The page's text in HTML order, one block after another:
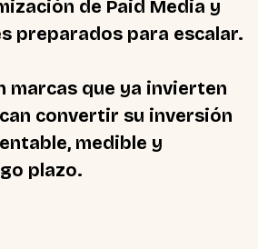
de Paid Media y
preparados para escalar.
marcas que ya invierten
convertir su inversión
medible y
plazo.